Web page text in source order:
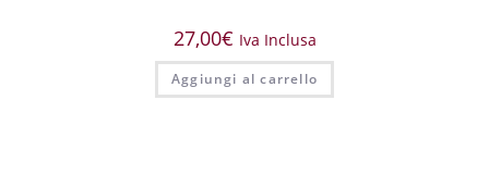
27,00€ Iva Inclusa
Aggiungi al carrello